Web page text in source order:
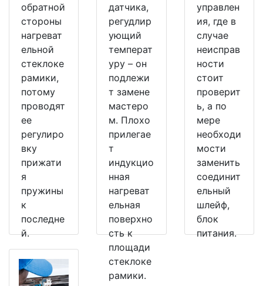
обратной
стороны
нагреват
ельной
стеклоке
рамики,
потому
проводят
ее
регулиро
вку
прижати
я
пружины
к
последне
й.
датчика,
регудлир
ующий
температ
уру – он
подлежи
т замене
мастеро
м. Плохо
прилегае
т
индукцио
нная
нагреват
ельная
поверхно
сть к
площади
стеклоке
рамики.
управлен
ия, где в
случае
неисправ
ности
стоит
проверит
ь, а по
мере
необходи
мости
заменить
соединит
ельный
шлейф,
блок
питания.